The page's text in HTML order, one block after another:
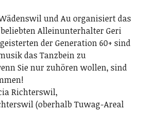
und Au organisiert das
Alleinunterhalter Geri
der Generation 60+ sind
das Tanzbein zu
Sie nur zuhören wollen, sind
Richterswil,
(oberhalb Tuwag-Areal